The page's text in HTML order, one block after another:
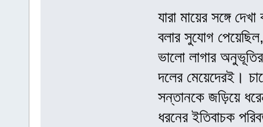
যারা মায়ের সঙ্গে
বলার সুযোগ
ভালো লাগার
দলের মেয়েদেরই।
সন্তানকে জড়িয়ে
ধরনের ইতিবাচক